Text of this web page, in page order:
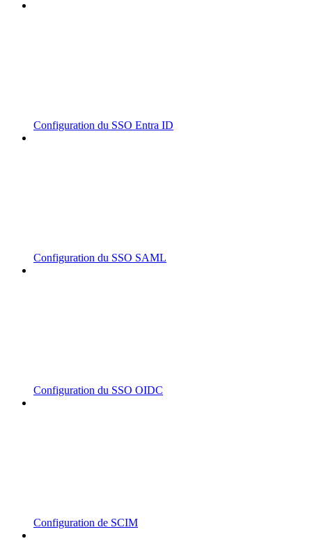
Configuration du SSO Entra ID
Configuration du SSO SAML
Configuration du SSO OIDC
Configuration de SCIM